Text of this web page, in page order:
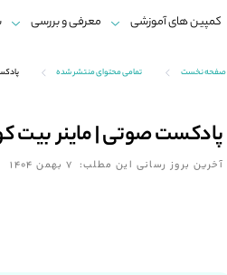
کمپین های آموزشی معرفی و بررسی
صفحه نخست تمامی محتوای منتشر شده
پادکست صوتی | ماینر بیت
آخرین بروز رسانی این مطلب: 7 بهمن 1404